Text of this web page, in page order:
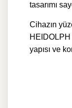
tasarımı
Cihazın
HEIDOLPH
yapısı ve